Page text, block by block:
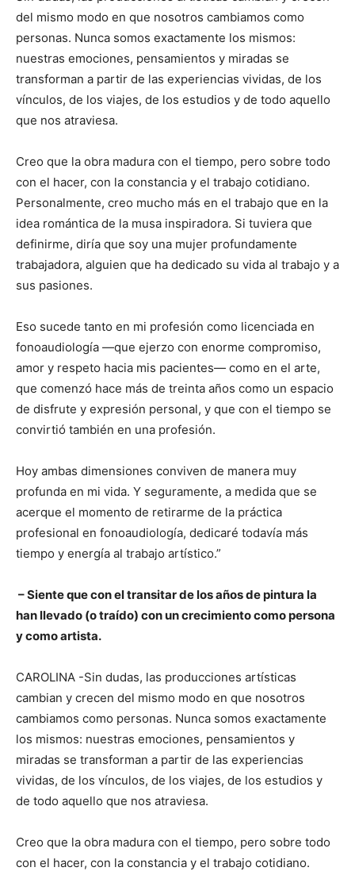
del mismo modo en que nosotros cambiamos como
personas. Nunca somos exactamente los mismos:
nuestras emociones, pensamientos y miradas se
transforman a partir de las experiencias vividas, de los
vínculos, de los viajes, de los estudios y de todo aquello
que nos atraviesa.
Creo que la obra madura con el tiempo, pero sobre todo
con el hacer, con la constancia y el trabajo cotidiano.
Personalmente, creo mucho más en el trabajo que en la
idea romántica de la musa inspiradora. Si tuviera que
definirme, diría que soy una mujer profundamente
trabajadora, alguien que ha dedicado su vida al trabajo y a
sus pasiones.
Eso sucede tanto en mi profesión como licenciada en
fonoaudiología —que ejerzo con enorme compromiso,
amor y respeto hacia mis pacientes— como en el arte,
que comenzó hace más de treinta años como un espacio
de disfrute y expresión personal, y que con el tiempo se
convirtió también en una profesión.
Hoy ambas dimensiones conviven de manera muy
profunda en mi vida. Y seguramente, a medida que se
acerque el momento de retirarme de la práctica
profesional en fonoaudiología, dedicaré todavía más
tiempo y energía al trabajo artístico.”
– Siente que con el transitar de los años de pintura la
han llevado (o traído) con un crecimiento como persona
y como artista.
CAROLINA -Sin dudas, las producciones artísticas
cambian y crecen del mismo modo en que nosotros
cambiamos como personas. Nunca somos exactamente
los mismos: nuestras emociones, pensamientos y
miradas se transforman a partir de las experiencias
vividas, de los vínculos, de los viajes, de los estudios y
de todo aquello que nos atraviesa.
Creo que la obra madura con el tiempo, pero sobre todo
con el hacer, con la constancia y el trabajo cotidiano.